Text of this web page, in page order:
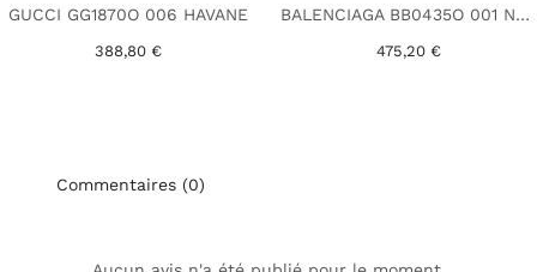
GUCCI GG1870O 006 HAVANE
388,80 €
BALENCIAGA BB0435O 001 NOIR
475,20 €
Commentaires (0)